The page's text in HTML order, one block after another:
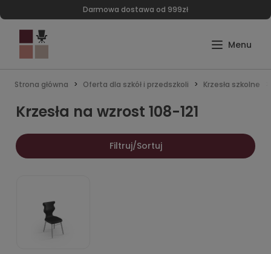
Darmowa dostawa od 999zł
Strona główna Oferta dla szkół i przedszkoli Krzesła szkolne
Krzesła na wzrost 108-121
Filtruj/Sortuj